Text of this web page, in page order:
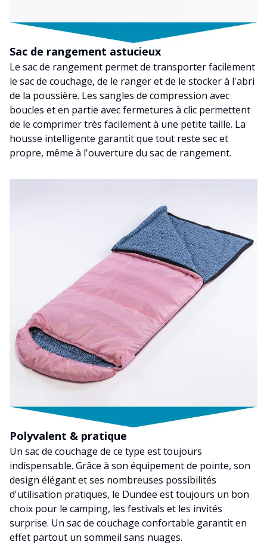
Sac de rangement astucieux
Le sac de rangement permet de transporter facilement
le sac de couchage, de le ranger et de le stocker à l'abri
de la poussière. Les sangles de compression avec
boucles et en partie avec fermetures à clic permettent
de le comprimer très facilement à une petite taille. La
housse intelligente garantit que tout reste sec et
propre, même à l'ouverture du sac de rangement.
Polyvalent & pratique
Un sac de couchage de ce type est toujours
indispensable. Grâce à son équipement de pointe, son
design élégant et ses nombreuses possibilités
d'utilisation pratiques, le Dundee est toujours un bon
choix pour le camping, les festivals et les invités
surprise. Un sac de couchage confortable garantit en
effet partout un sommeil sans nuages.